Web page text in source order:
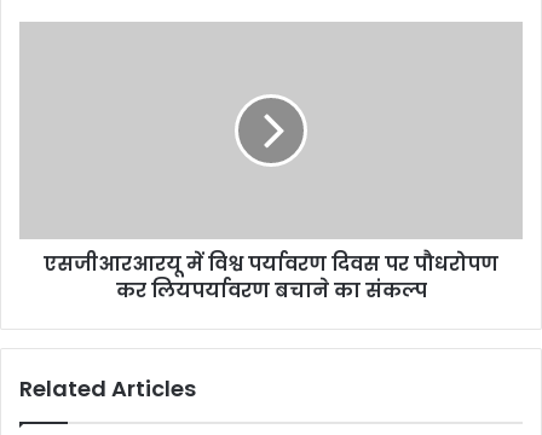
एसजीआरआरयू में विश्व पर्यावरण दिवस पर पौधरोपण
कर लियपर्यावरण बचाने का संकल्प
Related Articles